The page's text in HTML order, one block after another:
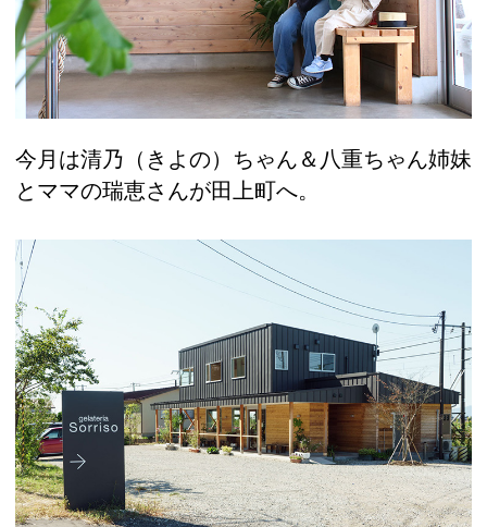
今月は清乃（きよの）ちゃん＆八重ちゃん姉妹
とママの瑞恵さんが田上町へ。